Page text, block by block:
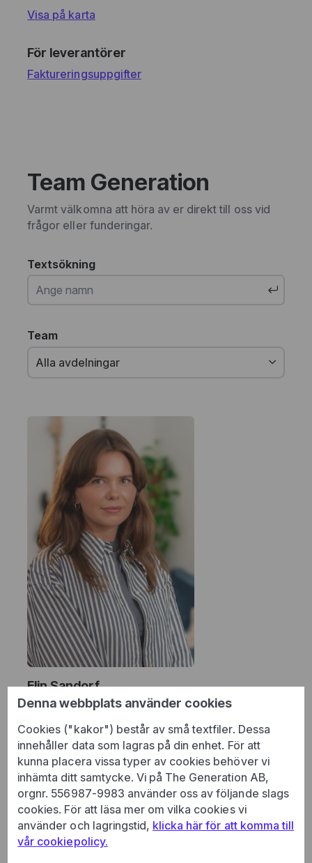
Visa på karta
För leverantörer
Faktureringsuppgifter
Team Generation
Varmt välkomna att höra av er direkt till oss vid
frågor eller funderingar.
Team
Textsökning
Elin Sandorf
Teamledare Digital Strategi | Projektledare
elin@thegeneration.se
Denna webbplats använder cookies
Cookies ("kakor") består av små textfiler. Dessa
innehåller data som lagras på din enhet. För att
kunna placera vissa typer av cookies behöver vi
inhämta ditt samtycke. Vi på The Generation AB,
orgnr. 556987-9983 använder oss av följande slags
cookies. För att läsa mer om vilka cookies vi
använder och lagringstid, klicka här för att komma till
vår cookiepolicy.